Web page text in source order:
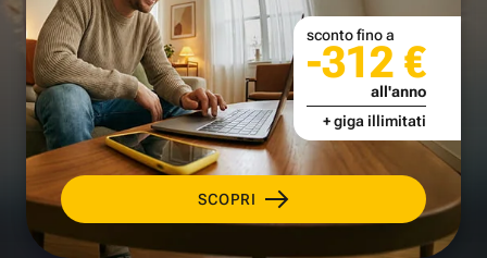
SCOPRI
sconto fino a
-312 €
all'anno
+ giga illimitati